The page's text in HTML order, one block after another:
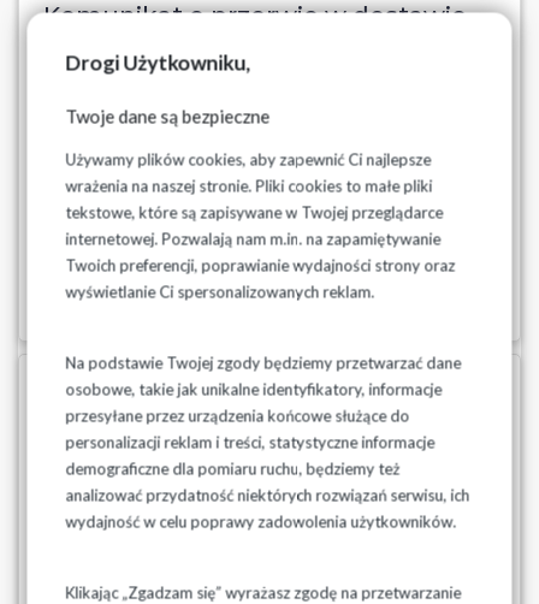
Drogi Użytkowniku,
Twoje dane są bezpieczne
Używamy plików cookies, aby zapewnić Ci najlepsze
wrażenia na naszej stronie. Pliki cookies to małe pliki
tekstowe, które są zapisywane w Twojej przeglądarce
internetowej. Pozwalają nam m.in. na zapamiętywanie
Twoich preferencji, poprawianie wydajności strony oraz
wyświetlanie Ci spersonalizowanych reklam.
Na podstawie Twojej zgody będziemy przetwarzać dane
osobowe, takie jak unikalne identyfikatory, informacje
przesyłane przez urządzenia końcowe służące do
personalizacji reklam i treści, statystyczne informacje
demograficzne dla pomiaru ruchu, będziemy też
analizować przydatność niektórych rozwiązań serwisu, ich
wydajność w celu poprawy zadowolenia użytkowników.
Klikając „Zgadzam się” wyrażasz zgodę na przetwarzanie
Komunikat o przerwie w dostawie
wodociągu Boćki gm. Boćki
Wodociągi Podlaskie Sp. z o.o. w Białymstoku informują o
przerwie w dostawie wody w dniu 23.01.2026 r. z wodociągu
Boćki gm. Boćki. Przerwa dotyczy miejscowości: Boćki,
Jakubowskie, Skalimowo, Bodaki, Bodaczki, Olszewo,
Wiercień, Hawryłki, Starowieś, Przewidywany czas usunięci...
Czytaj więcej
21-01-2026
Komunikat o spadkach ciśnienia
oraz możliwych przerwach w
dostawie wody w dniach 22-
23.01.2026 z wodociągu Jeziorko,